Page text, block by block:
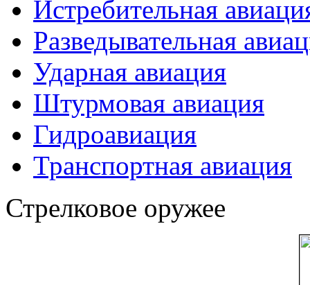
Истребительная
Разведывательная
Ударная авиация
Штурмовая авиация
Гидроавиация
Транспортная авиация
Стрелковое оружее